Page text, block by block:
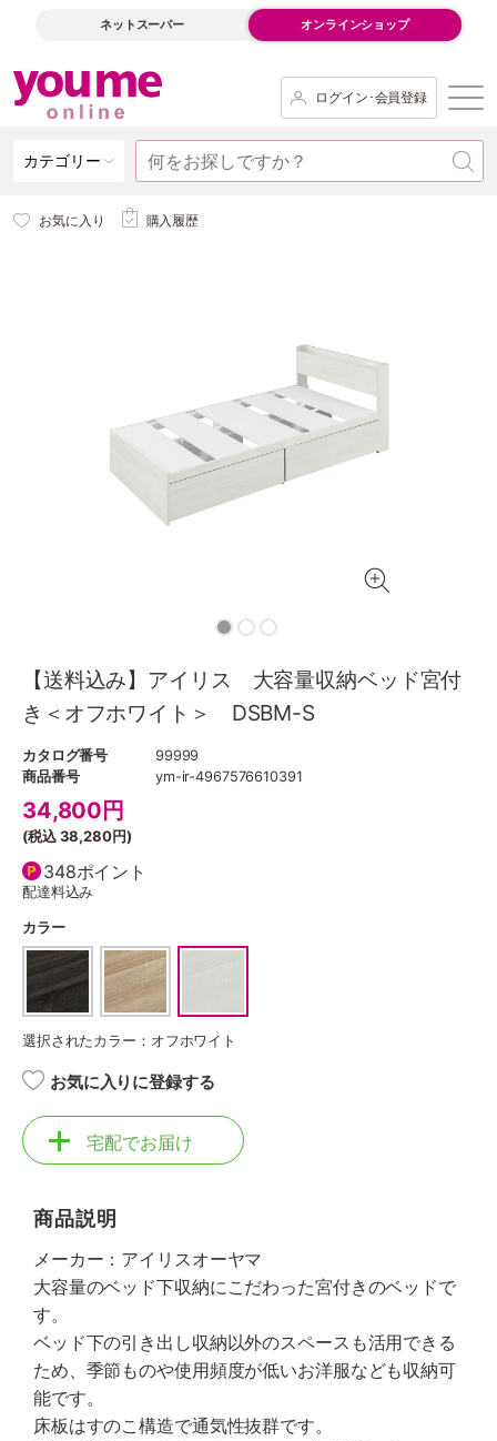
ネットスーパー オンラインショップ
ログイン･会員登録
カテゴリー
お気に入り 購入履歴
【送料込み】アイリス 大容量収納ベッド宮付
き＜オフホワイト＞ DSBM-S
カタログ番号
99999
商品番号
ym-ir-4967576610391
34,800 円
(税込38,280円)
348ポイント
配達料込み
カラー
選択されたカラー：オフホワイト
お気に入りに登録する
宅配でお届け
商品説明
メーカー：アイリスオーヤマ
大容量のベッド下収納にこだわった宮付きのベッドで
す。
ベッド下の引き出し収納以外のスペースも活用できる
ため、季節ものや使用頻度が低いお洋服なども収納可
能です。
床板はすのこ構造で通気性抜群です。